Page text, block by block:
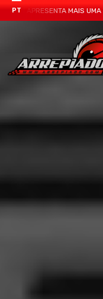
PT
APRESENTA MAIS UMA